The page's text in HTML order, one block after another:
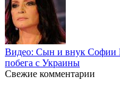
Видео: Сын и внук Софии
побега с Украины
Свежие комментарии